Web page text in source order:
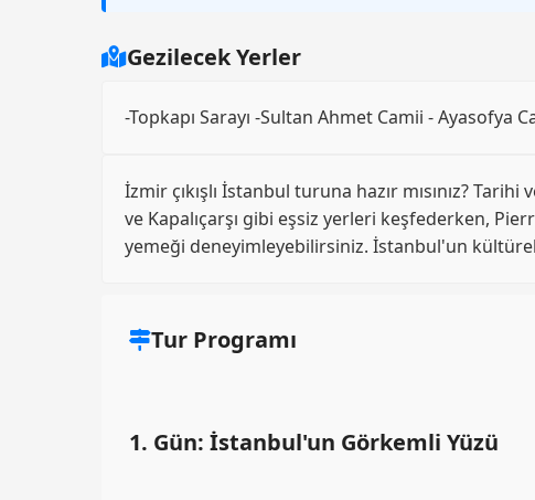
Gezilecek Yerler
-Topkapı Sarayı -Sultan Ahmet Camii - Ayasofya
İzmir çıkışlı İstanbul turuna hazır mısınız?
ve Kapalıçarşı gibi eşsiz yerleri keşfederken,
yemeği deneyimleyebilirsiniz. İstanbul'un kültürel
Tur Programı
1. Gün: İstanbul'un Görkemli Yüzü